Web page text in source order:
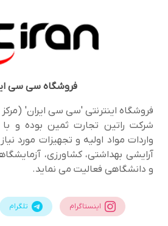
فروشگاهسی سی
فروشگاه اینترنتی 'سی سی ایران'
شرکت راتین تجارت ثمین بوده و
واردات مواد اولیه و تجهیزات مورد
آرایشی بهداشتی، کشاورزی،
و دانشگاهی فعالیت می نماید.
اینستاگرام تلگرام